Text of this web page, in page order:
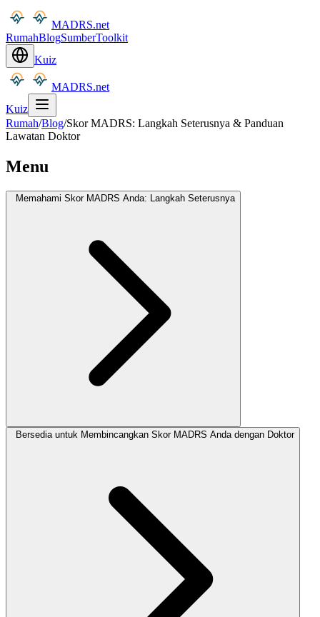
MADRS.net
RumahBlogSumberToolkit
Kuiz
MADRS.net
Kuiz
Rumah/Blog/Skor MADRS: Langkah Seterusnya & Panduan
Lawatan Doktor
Menu
Memahami Skor MADRS Anda: Langkah Seterusnya
Bersedia untuk Membincangkan Skor MADRS Anda dengan Doktor